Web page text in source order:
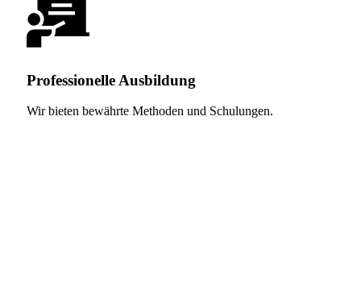
Professionelle Ausbildung
Wir bieten bewährte Methoden und Schulungen.